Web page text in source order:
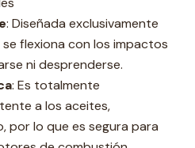
: Diseñada exclusivamente
flexiona con los impactos
ni desprenderse.
: Es totalmente
a los aceites,
por lo que es segura para